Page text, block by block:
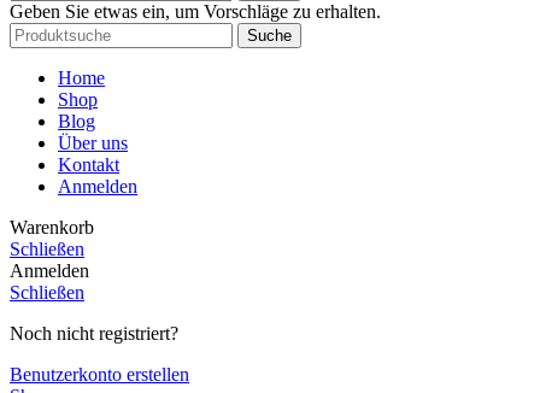
Geben Sie etwas ein, um Vorschläge zu erhalten.
Suche
Home
Shop
Blog
Über uns
Kontakt
Anmelden
Warenkorb
Schließen
Anmelden
Schließen
Noch nicht registriert?
Benutzerkonto erstellen